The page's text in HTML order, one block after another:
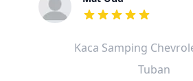
dari ulasan adalah
Kaca Samping
Tuban